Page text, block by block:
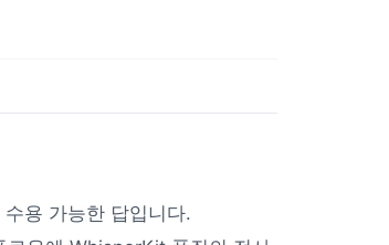
용 가능한 답입니다.